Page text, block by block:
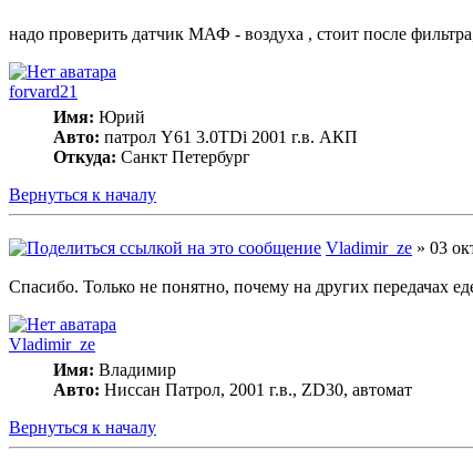
надо проверить датчик МАФ - воздуха , стоит после
forvard21
Имя: Юрий
Авто: патрол Y61 3.0TDi 2001 г.в. АКП
Откуда: Cанкт Петербург
Вернуться к началу
Vladimir_ze » 03
Спасибо. Только не понятно, почему на других передачах
Vladimir_ze
Имя: Владимир
Авто: Ниссан Патрол, 2001 г.в., ZD30, автомат
Вернуться к началу